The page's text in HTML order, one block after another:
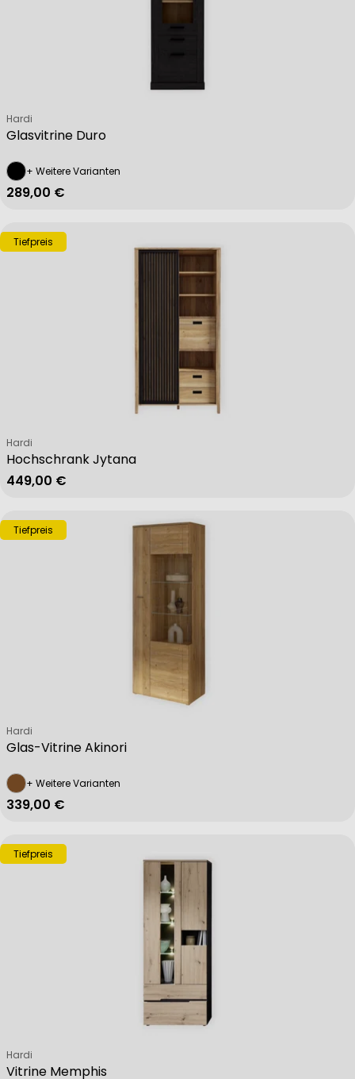
Glasvitrine Duro
Verkäufer:
Hardi
+ Weitere Varianten
Regulärer Preis
289,00 €
Tiefpreis
Hochschrank Jytana
Verkäufer:
Hardi
Regulärer Preis
449,00 €
Tiefpreis
Glas-Vitrine Akinori
Verkäufer:
Hardi
+ Weitere Varianten
Regulärer Preis
339,00 €
Tiefpreis
Vitrine Memphis
Verkäufer:
Hardi